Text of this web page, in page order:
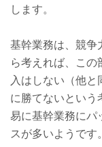
します。
基幹業務は、競争
ら考えれば、こ
入はしない（他
に勝てないという
易に基幹業務にパ
スが多いようです。